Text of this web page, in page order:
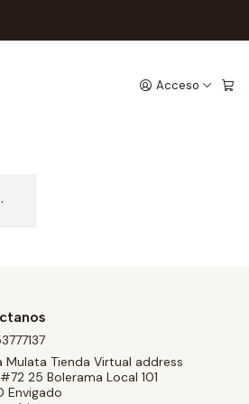
Acceso
Mulata Tienda Virtual address
25 Bolerama Local 101
Envigado